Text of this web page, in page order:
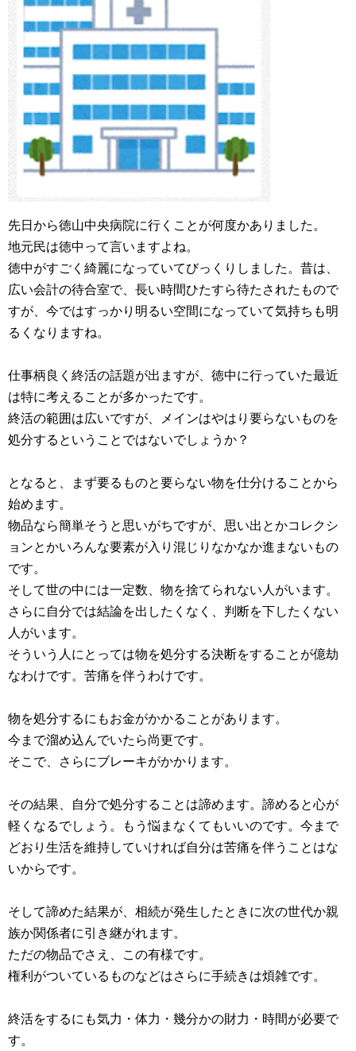
先日から徳山中央病院に行くことが何度かありました。
地元民は徳中って言いますよね。
徳中がすごく綺麗になっていてびっくりしました。昔は、
広い会計の待合室で、長い時間ひたすら待たされたもので
すが、今ではすっかり明るい空間になっていて気持ちも明
るくなりますね。
仕事柄良く終活の話題が出ますが、徳中に行っていた最近
は特に考えることが多かったです。
終活の範囲は広いですが、メインはやはり要らないものを
処分するということではないでしょうか？
となると、まず要るものと要らない物を仕分けることから
始めます。
物品なら簡単そうと思いがちですが、思い出とかコレクシ
ョンとかいろんな要素が入り混じりなかなか進まないもの
です。
そして世の中には一定数、物を捨てられない人がいます。
さらに自分では結論を出したくなく、判断を下したくない
人がいます。
そういう人にとっては物を処分する決断をすることが億劫
なわけです。苦痛を伴うわけです。
物を処分するにもお金がかかることがあります。
今まで溜め込んでいたら尚更です。
そこで、さらにブレーキがかかります。
その結果、自分で処分することは諦めます。諦めると心が
軽くなるでしょう。もう悩まなくてもいいのです。今まで
どおり生活を維持していければ自分は苦痛を伴うことはな
いからです。
そして諦めた結果が、相続が発生したときに次の世代か親
族か関係者に引き継がれます。
ただの物品でさえ、この有様です。
権利がついているものなどはさらに手続きは煩雑です。
終活をするにも気力・体力・幾分かの財力・時間が必要で
す。